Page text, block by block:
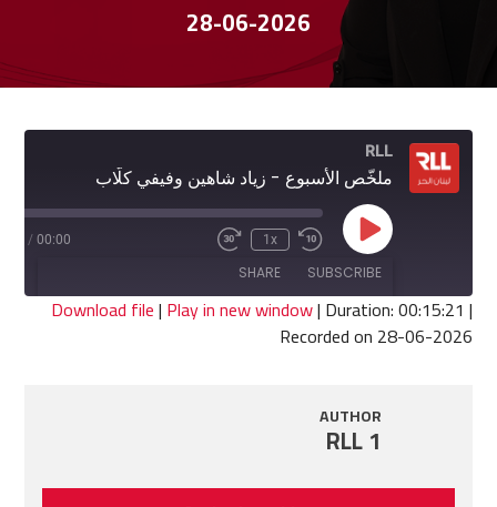
28-06-2026
RLL
ملخّص الأسبوع - زياد شاهين وفيفي كلّاب
Play
Episode
Rewind
10
Seconds
1x
Fast
seconds
00:00
/
SUBSCRIBE
SHARE
SHARE
Download file| Play in new window| Duration: 00:15:21 |
Recorded on 28-06-2026
AUTHOR
RLL 1